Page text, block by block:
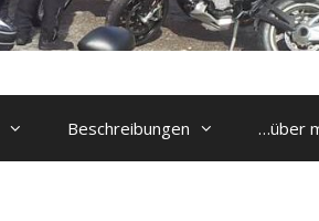
Beschreibungen …über